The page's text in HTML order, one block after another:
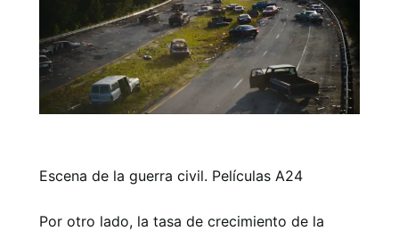
Escena de la guerra civil. Películas A24
Por otro lado, la tasa de crecimiento de la